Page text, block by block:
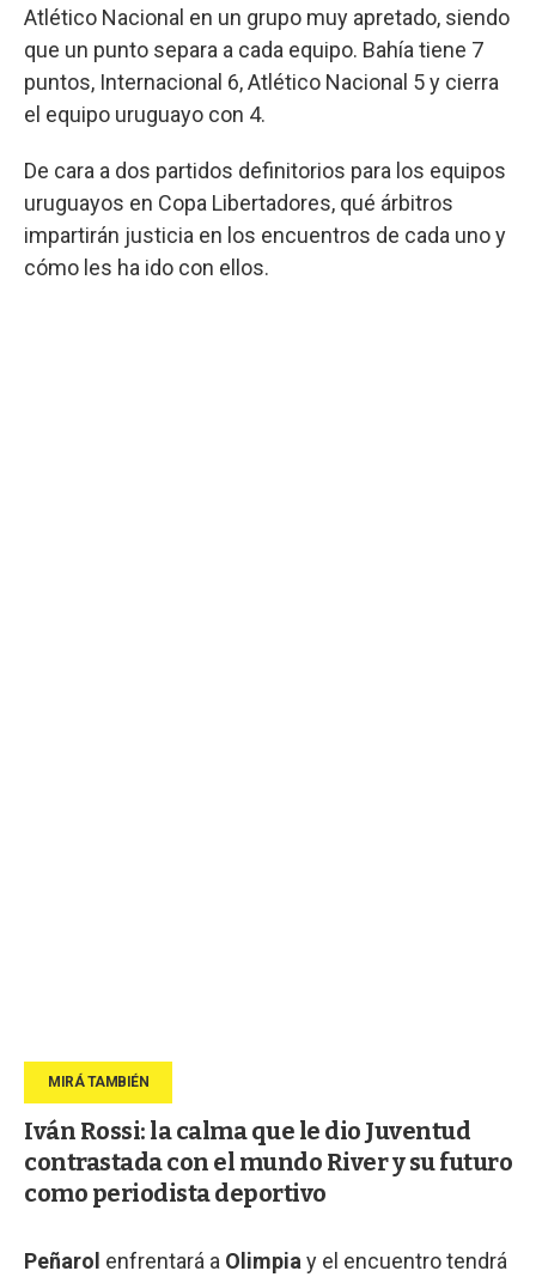
Atlético Nacional en un grupo muy apretado, siendo
que un punto separa a cada equipo. Bahía tiene 7
puntos, Internacional 6, Atlético Nacional 5 y cierra
el equipo uruguayo con 4.
De cara a dos partidos definitorios para los equipos
uruguayos en Copa Libertadores, qué árbitros
impartirán justicia en los encuentros de cada uno y
cómo les ha ido con ellos.
Iván Rossi: la calma que le dio Juventud
contrastada con el mundo River y su futuro
como periodista deportivo
Peñarol enfrentará a Olimpia y el encuentro tendrá